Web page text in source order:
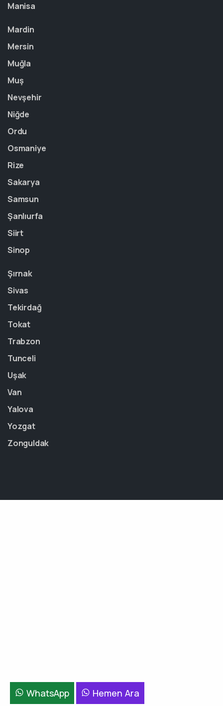
Manisa
Mardin
Mersin
Muğla
Muş
Nevşehir
Niğde
Ordu
Osmaniye
Rize
Sakarya
Samsun
Şanlıurfa
Siirt
Sinop
Şırnak
Sivas
Tekirdağ
Tokat
Trabzon
Tunceli
Uşak
Van
Yalova
Yozgat
Zonguldak
WhatsApp Hemen Ara